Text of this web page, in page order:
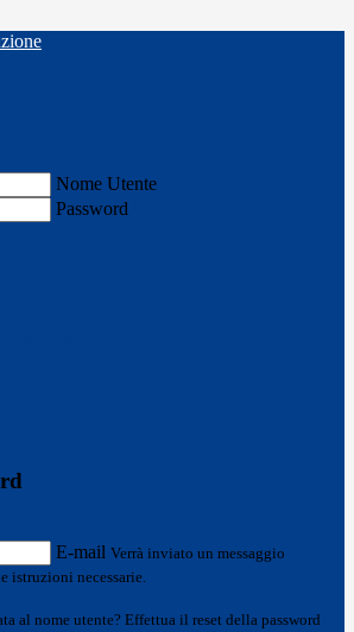
Nome Utente
Password
E-mail Verrà inviato un messaggio
istruzioni necessarie.
al nome utente? Effettua il reset della password